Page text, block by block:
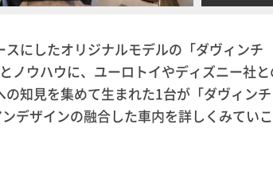
にしたオリジナルモデルの「ダヴィンチ
ノウハウに、ユーロトイやディズニー社と
知見を集めて生まれた1台が「ダヴィンチ
デザインの融合した車内を詳しくみていこ